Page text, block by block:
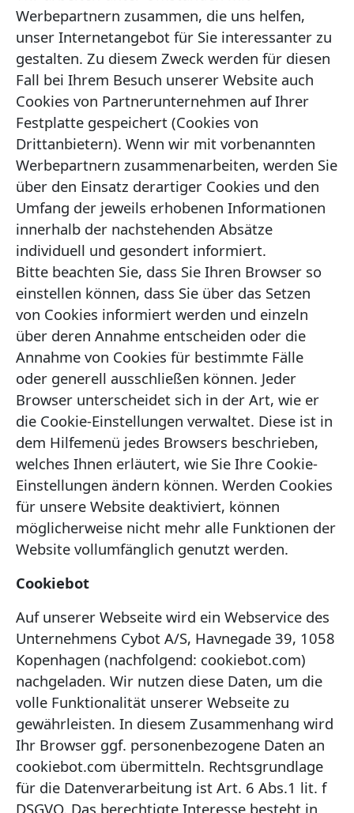
Werbepartnern zusammen, die uns helfen,
unser Internetangebot für Sie interessanter zu
gestalten. Zu diesem Zweck werden für diesen
Fall bei Ihrem Besuch unserer Website auch
Cookies von Partnerunternehmen auf Ihrer
Festplatte gespeichert (Cookies von
Drittanbietern). Wenn wir mit vorbenannten
Werbepartnern zusammenarbeiten, werden Sie
über den Einsatz derartiger Cookies und den
Umfang der jeweils erhobenen Informationen
innerhalb der nachstehenden Absätze
individuell und gesondert informiert.
Bitte beachten Sie, dass Sie Ihren Browser so
einstellen können, dass Sie über das Setzen
von Cookies informiert werden und einzeln
über deren Annahme entscheiden oder die
Annahme von Cookies für bestimmte Fälle
oder generell ausschließen können. Jeder
Browser unterscheidet sich in der Art, wie er
die Cookie-Einstellungen verwaltet. Diese ist in
dem Hilfemenü jedes Browsers beschrieben,
welches Ihnen erläutert, wie Sie Ihre Cookie-
Einstellungen ändern können. Werden Cookies
für unsere Website deaktiviert, können
möglicherweise nicht mehr alle Funktionen der
Website vollumfänglich genutzt werden.
Cookiebot
Auf unserer Webseite wird ein Webservice des
Unternehmens Cybot A/S, Havnegade 39, 1058
Kopenhagen (nachfolgend: cookiebot.com)
nachgeladen. Wir nutzen diese Daten, um die
volle Funktionalität unserer Webseite zu
gewährleisten. In diesem Zusammenhang wird
Ihr Browser ggf. personenbezogene Daten an
cookiebot.com übermitteln. Rechtsgrundlage
für die Datenverarbeitung ist Art. 6 Abs.1 lit. f
DSGVO. Das berechtigte Interesse besteht in